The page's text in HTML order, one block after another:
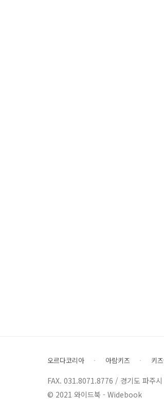
오르다코리아 아람키즈 키
FAX. 031.8071.8776 / 경기도 파주
© 2021 와이드북 - Widebook